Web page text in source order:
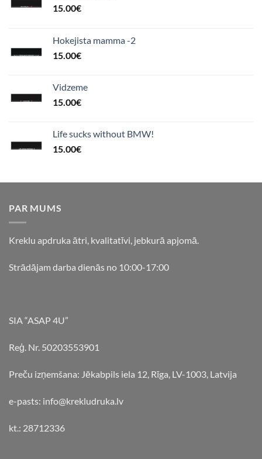
15.00€
Hokejista mamma -2
15.00€
Vidzeme
15.00€
Life sucks without BMW!
15.00€
PAR MUMS
Kreklu apdruka ātri, kvalitatīvi, jebkurā apjomā.
Strādājam darba dienās no 10:00-17:00
SIA “ASAP 4U”
Reģ. Nr. 50203553901
Preču izņemšana: Jēkabpils iela 12, Rīga, LV-1003, Latvija
e-pasts: info@krekludruka.lv
kt.: 28712336